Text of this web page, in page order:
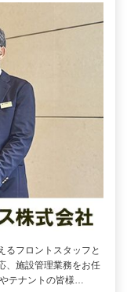
るフロントスタッフと
、施設管理業務をお任
テナントの皆様…